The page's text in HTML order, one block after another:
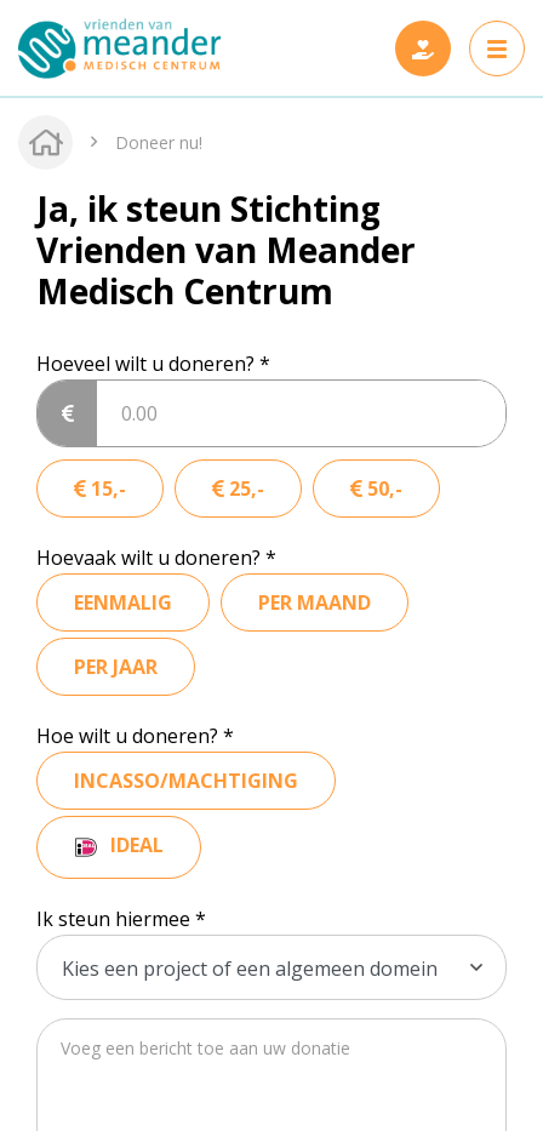
Projecten
Nieuwe projecten
Gerealiseerde projecten
Steun ons
Wie zijn wij
Nieuws en verhalen
Onze vrienden
Contact
vrienden@meandermc.nl
033 - 850 2014
Doneer nu!
Ja, ik steun Stichting
Vrienden van Meander
Medisch Centrum
Hoeveel wilt u doneren?
15,- 25,- 50,-
Hoevaak wilt u doneren?
EENMALIG
PER MAAND
PER JAAR
Hoe wilt u doneren?
INCASSO/MACHTIGING
IDEAL
Ik steun hiermee
Voeg een bericht toe aan uw donatie